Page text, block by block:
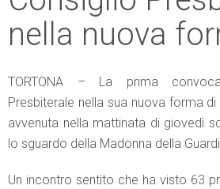
nella nuova
TORTONA – La prima
Presbiterale nella sua nuova forma
avvenuta nella mattinata di giovedì
lo sguardo della Madonna della
Un incontro sentito che ha visto 63